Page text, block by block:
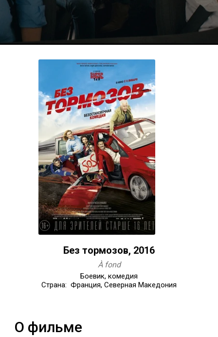
Без тормозов, 2016
À fond
Боевик, комедия
Страна: Франция, Северная Македония
О фильме